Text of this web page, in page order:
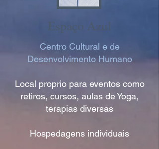
Espaço Azul
Centro Cultural e de
Desenvolvimento Humano
Local proprio para eventos como
retiros, cursos, aulas de Yoga,
terapias diversas
Hospedagens individuais